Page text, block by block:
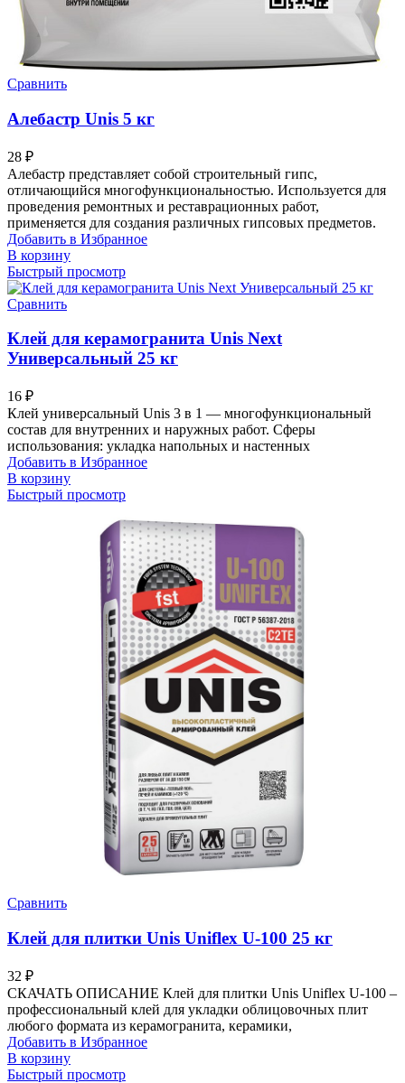
Сравнить
Алебастр Unis 5 кг
28 ₽
Алебастр представляет собой строительный гипс,
отличающийся многофункциональностью. Используется для
проведения ремонтных и реставрационных работ,
применяется для создания различных гипсовых предметов.
Добавить в Избранное
В корзину
Быстрый просмотр
Сравнить
Клей для керамогранита Unis Next
Универсальный 25 кг
16 ₽
Клей универсальный Unis 3 в 1 — многофункциональный
состав для внутренних и наружных работ. Сферы
использования: укладка напольных и настенных
Добавить в Избранное
В корзину
Быстрый просмотр
Сравнить
Клей для плитки Unis Uniflex U-100 25 кг
32 ₽
СКАЧАТЬ ОПИСАНИЕ Клей для плитки Unis Uniflex U-100 –
профессиональный клей для укладки облицовочных плит
любого формата из керамогранита, керамики,
Добавить в Избранное
В корзину
Быстрый просмотр